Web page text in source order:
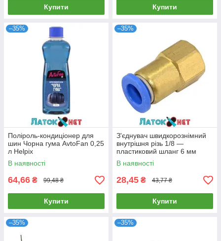
Купити Купити
–35%
Поліроль-кондиціонер для
шин Чорна гума AvtoFan 0,25
л Helpix
В наявності
64,66 ₴ 99,48 ₴
Купити
–35%
З'єднувач швидкорознімний
внутрішня різь 1/8 —
пластиковий шланг 6 мм
SPCF06-01 Airkraft
В наявності
28,45 ₴ 43,77 ₴
Купити
–35% –35%